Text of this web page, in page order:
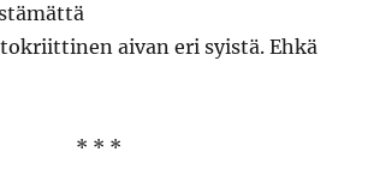
aivan eri syistä. Ehkä
* * *